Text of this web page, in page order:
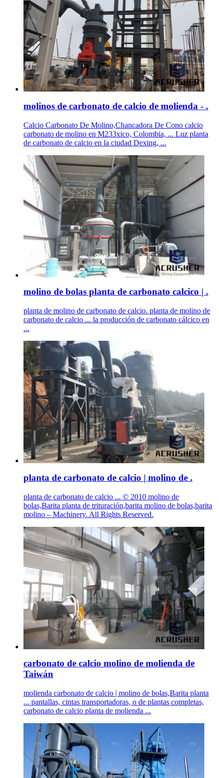
molinos de carbonato de calcio de molienda - .
Calcio Carbonato De Molino,Chancadora De Cono calcio
carbonato de molino en M233xico, Colombia, ... Luz planta
de carbonato de calcio en la ciudad Dexing, ...
molino de bolas planta de carbonato calcico | .
planta de molino de carbonato de calcio. planta de molino de
carbonato de calcio ... la producción de carbonato cálcico en
...
planta de carbonato de calcio | molino de .
planta de carbonato de calcio ... © 2010 molino de
bolas,Barita planta de trituración,barita molino de bolas,barita
molino – Machinery. All Rights Reserved.
carbonato de calcio molino de molienda de
Taiwán
molienda carbonato de calcio | molino de bolas,Barita planta
... pantallas, cintas transportadoras, o de plantas completas,
carbonato de calcio planta de molienda ...